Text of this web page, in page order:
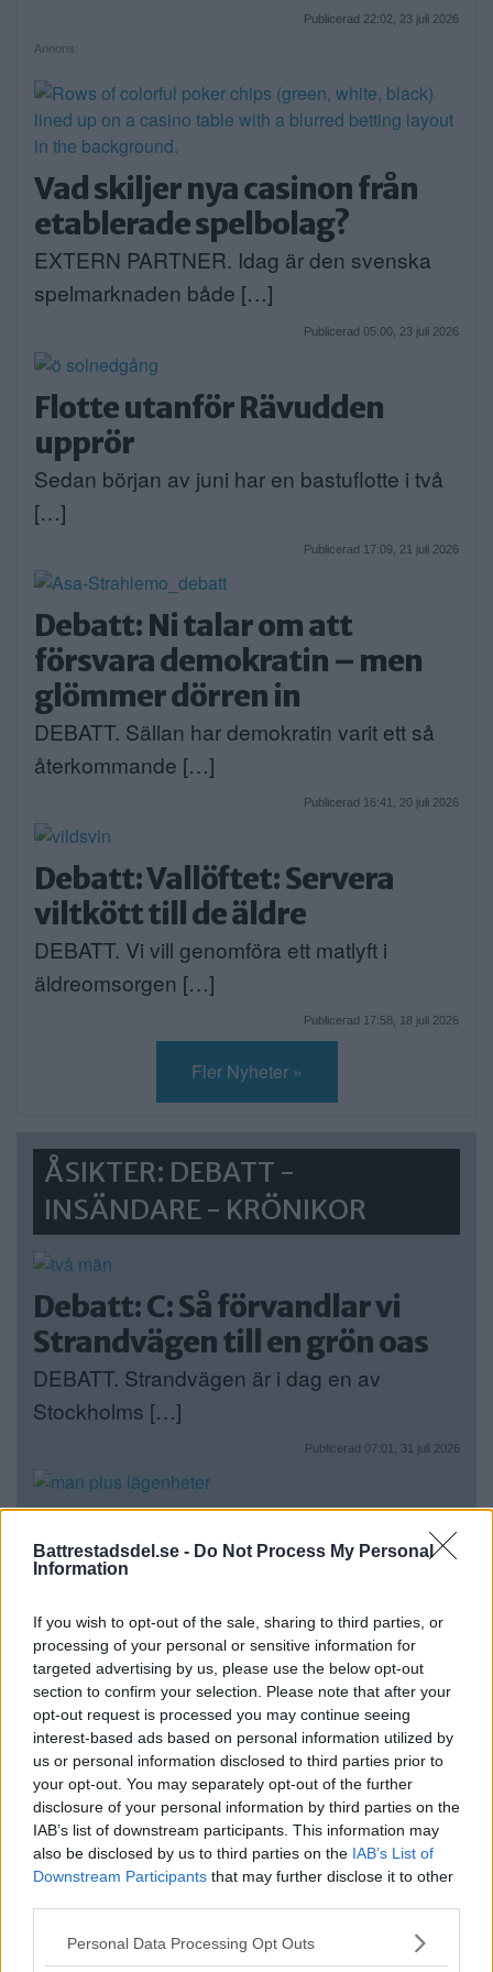
Battrestadsdel.se - Do Not Process My Personal
Information
If you wish to opt-out of the sale, sharing to third parties, or
processing of your personal or sensitive information for
targeted advertising by us, please use the below opt-out
section to confirm your selection. Please note that after your
opt-out request is processed you may continue seeing
interest-based ads based on personal information utilized by
us or personal information disclosed to third parties prior to
your opt-out. You may separately opt-out of the further
disclosure of your personal information by third parties on the
IAB’s list of downstream participants. This information may
also be disclosed by us to third parties on the IAB’s List of
Downstream Participants that may further disclose it to other
Please note that this website/app uses one or more Google
Personal Data Processing Opt Outs
Publicerad 22:02, 23 juli 2026
Annons:
Vad skiljer nya casinon från
etablerade spelbolag?
EXTERN PARTNER. Idag är den svenska
spelmarknaden både […]
Publicerad 05:00, 23 juli 2026
Flotte utanför Rävudden
upprör
Sedan början av juni har en bastuflotte i två
[…]
Publicerad 17:09, 21 juli 2026
Debatt: Ni talar om att
försvara demokratin – men
glömmer dörren in
DEBATT. Sällan har demokratin varit ett så
återkommande […]
Publicerad 16:41, 20 juli 2026
Debatt: Vallöftet: Servera
viltkött till de äldre
DEBATT. Vi vill genomföra ett matlyft i
äldreomsorgen […]
Publicerad 17:58, 18 juli 2026
Fler Nyheter »
ÅSIKTER: DEBATT -
INSÄNDARE - KRÖNIKOR
Debatt: C: Så förvandlar vi
Strandvägen till en grön oas
DEBATT. Strandvägen är i dag en av
Stockholms […]
Publicerad 07:01, 31 juli 2026
Debatt: Tomma lägenheter –
inte ett argument för mer
Replik på Debatt: Alla pratar om bostadsbrist
– […]
Publicerad 10:21, 29 juli 2026
Fler debatt »
Fler insändare »